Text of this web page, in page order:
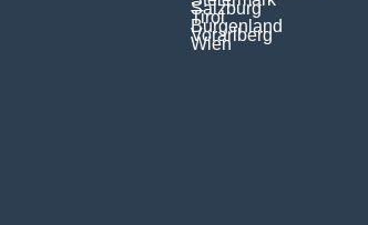
Salzburg
Tirol
Burgenland
Vorarlberg
Wien